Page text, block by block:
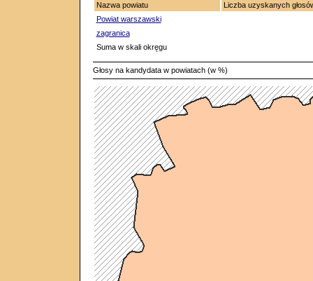
Nazwa powiatu
Liczba uzyskanych
Powiat warszawski
zagranica
Suma w skali okręgu
Głosy na kandydata w powiatach (w %)